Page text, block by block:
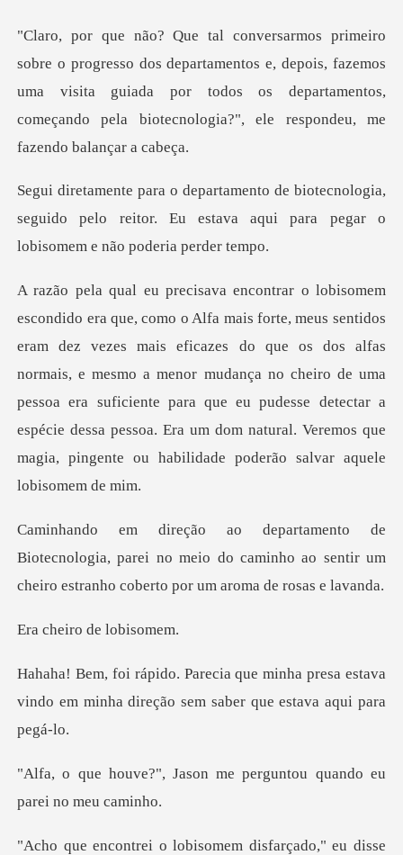
artamentos e, depois, fazemos
uma visita guiada por todos os departamentos,
nologia,
seguido pelo reitor. Eu estava aqui pa
s eficazes do que os dos alfas
normais, e mesmo a menor mudança no cheiro de uma
pessoa era suficiente para que eu pudesse detec
ogia, parei no meio do caminho ao sentir um
cheiro
ro de lo
nha presa estava
vindo em minha direção
son me perguntou quando
disse